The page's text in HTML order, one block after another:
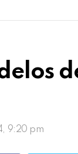
9:20 pm